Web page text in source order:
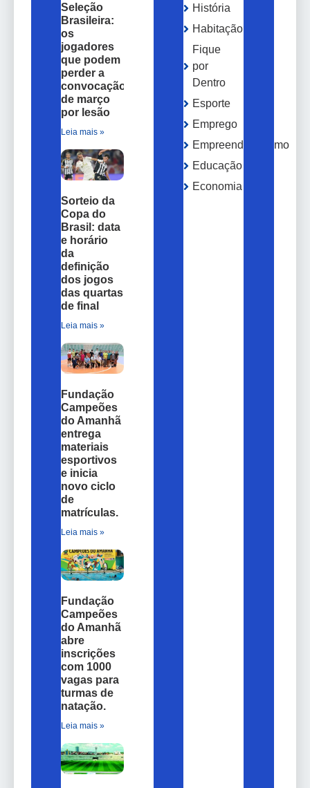
Seleção
Brasileira:
os
jogadores
que podem
perder a
convocação
de março
por lesão
Leia mais »
Sorteio da
Copa do
Brasil: data
e horário
da
definição
dos jogos
das quartas
de final
Leia mais »
Fundação
Campeões
do Amanhã
entrega
materiais
esportivos
e inicia
novo ciclo
de
matrículas.
Leia mais »
Fundação
Campeões
do Amanhã
abre
inscrições
com 1000
vagas para
turmas de
natação.
Leia mais »
História
Habitação
Fique
por
Dentro
Esporte
Emprego
Empreendedorismo
Educação
Economia